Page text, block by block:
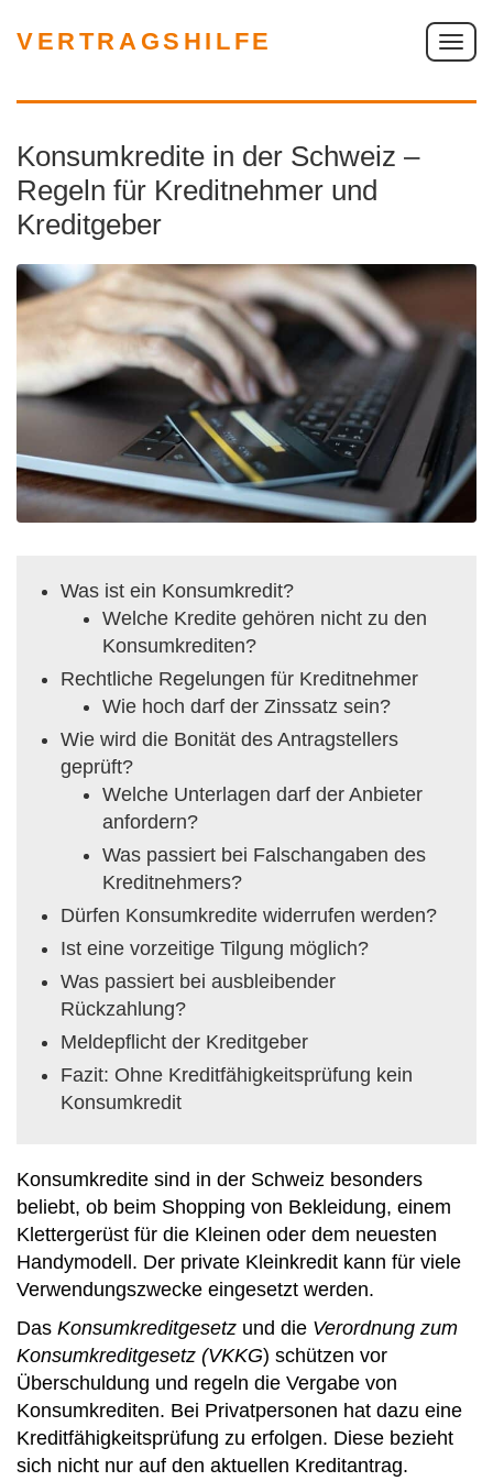
VERTRAGSHILFE
S
h
a
g
a
o
n
Konsumkredite in der Schweiz –
Regeln für Kreditnehmer und
Kreditgeber
Was ist ein Konsumkredit?
Welche Kredite gehören nicht zu den
Konsumkrediten?
Rechtliche Regelungen für Kreditnehmer
Wie hoch darf der Zinssatz sein?
Wie wird die Bonität des Antragstellers
geprüft?
Welche Unterlagen darf der Anbieter
anfordern?
Was passiert bei Falschangaben des
Kreditnehmers?
Dürfen Konsumkredite widerrufen werden?
Ist eine vorzeitige Tilgung möglich?
Was passiert bei ausbleibender
Rückzahlung?
Meldepflicht der Kreditgeber
Fazit: Ohne Kreditfähigkeitsprüfung kein
Konsumkredit
Konsumkredite sind in der Schweiz besonders
beliebt, ob beim Shopping von Bekleidung, einem
Klettergerüst für die Kleinen oder dem neuesten
Handymodell. Der private Kleinkredit kann für viele
Verwendungszwecke eingesetzt werden.
Das Konsumkreditgesetz und die Verordnung zum
Konsumkreditgesetz (VKKG) schützen vor
Überschuldung und regeln die Vergabe von
Konsumkrediten. Bei Privatpersonen hat dazu eine
Kreditfähigkeitsprüfung zu erfolgen. Diese bezieht
sich nicht nur auf den aktuellen Kreditantrag.